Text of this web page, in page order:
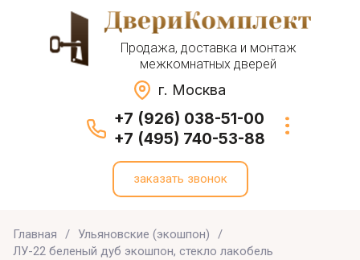
Продажа, доставка и монтаж
межкомнатных дверей
г. Москва
+7 (926) 038-51-00
+7 (495) 740-53-88
заказать звонок
Главная / Ульяновские (экошпон)
/
ЛУ-22 беленый дуб экошпон, стекло лакобель